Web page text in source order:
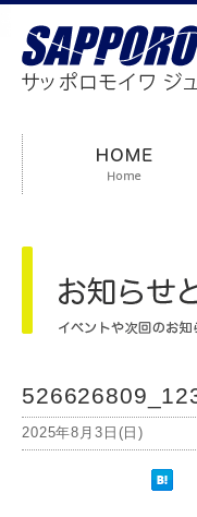
2025年8月3日(日)